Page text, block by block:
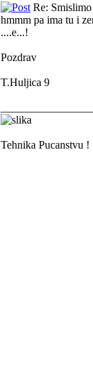
Re:
hmmm pa ima tu i
....e...!
Pozdrav
T.Huljica 9
Tehnika Pucanstvu !